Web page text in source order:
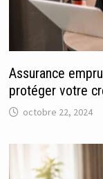
Assurance
protéger votre
octobre 22, 2024